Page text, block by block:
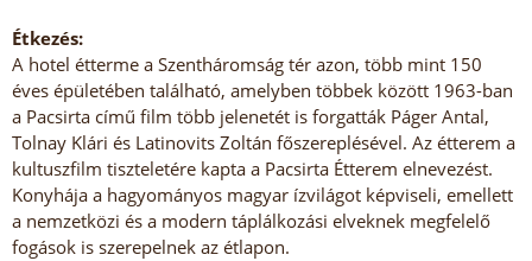
Étkezés:
A hotel étterme a Szentháromság tér azon, több mint 150
éves épületében található, amelyben többek között 1963-ban
a Pacsirta című film több jelenetét is forgatták Páger Antal,
Tolnay Klári és Latinovits Zoltán főszereplésével. Az étterem a
kultuszfilm tiszteletére kapta a Pacsirta Étterem elnevezést.
Konyhája a hagyományos magyar ízvilágot képviseli, emellett
a nemzetközi és a modern táplálkozási elveknek megfelelő
fogások is szerepelnek az étlapon.